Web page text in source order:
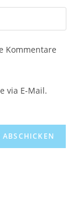
Kommentare
via E-Mail.